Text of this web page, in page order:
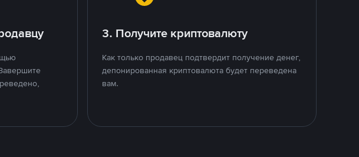
3. Получите криптовалюту
Как только продавец подтвердит получение денег,
депонированная криптовалюта будет переведена
вам.